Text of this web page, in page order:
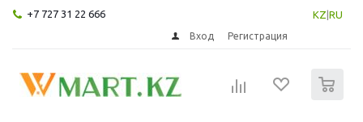
+7 727 31 22 666 KZ RU
Вход Регистрация